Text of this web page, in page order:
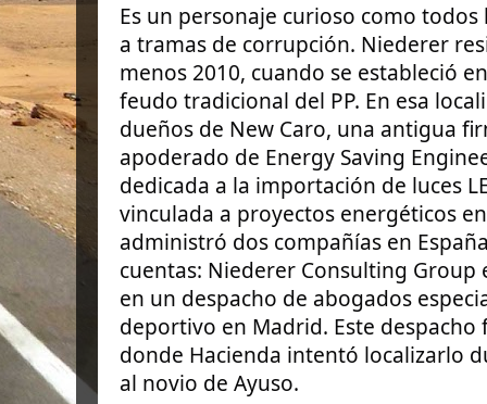
Es un personaje curioso como
a tramas de corrupción. Niederer
menos 2010, cuando se estableció
feudo tradicional del PP. En esa
dueños de New Caro, una antigua
apoderado de Energy Saving
dedicada a la importación de luces
vinculada a proyectos energéticos
administró dos compañías en
cuentas: Niederer Consulting Group
en un despacho de abogados
deportivo en Madrid. Este
donde Hacienda intentó localizarlo
al novio de Ayuso.